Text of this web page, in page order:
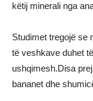
këtij minerali nga
Studimet tregojë se
të veshkave duhet
ushqimesh.Disa
bananet dhe